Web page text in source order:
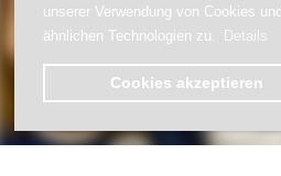
unserer Verwendung von Cookies und
ähnlichen Technologien zu.
Details
Cookies akzeptieren